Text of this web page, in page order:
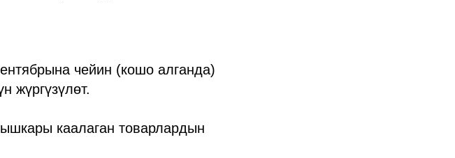
чейин (кошо алганда)
жүргүзүлөт.
каалаган товарлардын